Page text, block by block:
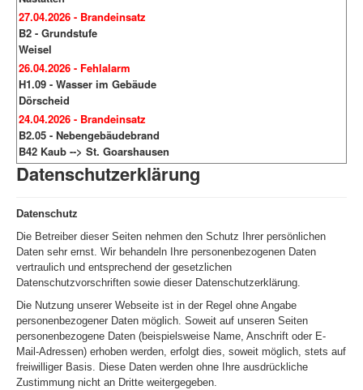
27.04.2026 - Brandeinsatz
B2 - Grundstufe
Weisel
26.04.2026 - Fehlalarm
H1.09 - Wasser im Gebäude
Dörscheid
24.04.2026 - Brandeinsatz
B2.05 - Nebengebäudebrand
B42 Kaub --> St. Goarshausen
Datenschutzerklärung
Datenschutz
Die Betreiber dieser Seiten nehmen den Schutz Ihrer persönlichen
Daten sehr ernst. Wir behandeln Ihre personenbezogenen Daten
vertraulich und entsprechend der gesetzlichen
Datenschutzvorschriften sowie dieser Datenschutzerklärung.
Die Nutzung unserer Webseite ist in der Regel ohne Angabe
personenbezogener Daten möglich. Soweit auf unseren Seiten
personenbezogene Daten (beispielsweise Name, Anschrift oder E-
Mail-Adressen) erhoben werden, erfolgt dies, soweit möglich, stets auf
freiwilliger Basis. Diese Daten werden ohne Ihre ausdrückliche
Zustimmung nicht an Dritte weitergegeben.